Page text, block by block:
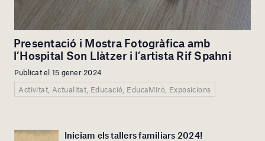
Presentació i Mostra Fotogràfica amb
l’Hospital Son Llàtzer i l’artista Rif Spahni
Publicat el 15 gener 2024
Activitat, Actualitat, Educació, EducaMiró, Exposicions
Iniciam els tallers familiars 2024!